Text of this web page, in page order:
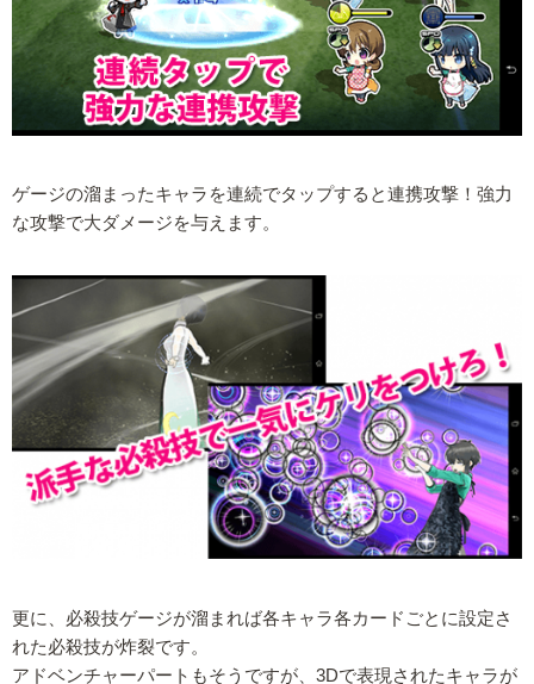
ゲージの溜まったキャラを連続でタップすると連携攻撃！強力
な攻撃で大ダメージを与えます。
更に、必殺技ゲージが溜まれば各キャラ各カードごとに設定さ
れた必殺技が炸裂です。
アドベンチャーパートもそうですが、3Dで表現されたキャラが